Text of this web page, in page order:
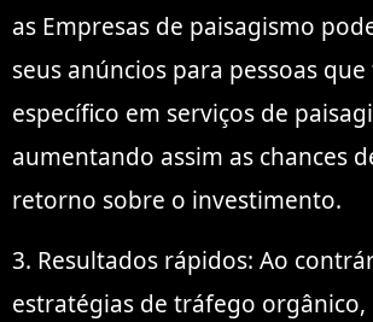
as Empresas de paisagismo
seus anúncios para pessoas
específico em serviços de
aumentando assim as chances
retorno sobre o investimento.
3. Resultados rápidos: Ao
estratégias de tráfego